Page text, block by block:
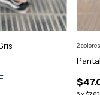
2 colores